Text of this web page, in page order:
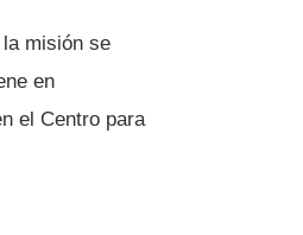
misión se
en
el Centro para